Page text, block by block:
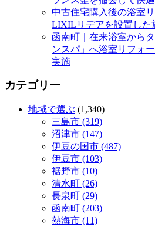
中古住宅購入後の浴室
LIXILリデアを設置した
函南町｜在来浴室から
ンスパ」へ浴室リフォ
実施
カテゴリー
地域で選ぶ (1,340)
三島市 (319)
沼津市 (147)
伊豆の国市 (487)
伊豆市 (103)
裾野市 (10)
清水町 (26)
長泉町 (29)
函南町 (203)
熱海市 (11)